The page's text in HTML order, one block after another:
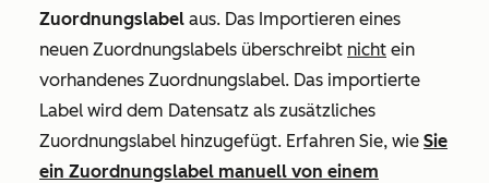
Zuordnungslabel aus. Das Importieren eines
neuen Zuordnungslabels überschreibt nicht ein
vorhandenes Zuordnungslabel. Das importierte
Label wird dem Datensatz als zusätzliches
Zuordnungslabel hinzugefügt. Erfahren Sie, wie Sie
ein Zuordnungslabel manuell von einem